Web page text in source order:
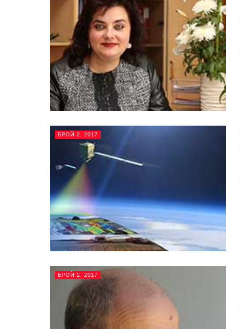
БРОЙ 2, 2017
БРОЙ 2, 2017